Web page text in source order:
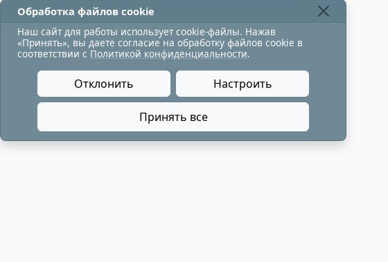
Обработка файлов cookie
Наш сайт для работы использует cookie-файлы. Нажав
«Принять», вы даете согласие на обработку файлов cookie в
соответствии с Политикой конфиденциальности.
Отклонить Настроить
Принять все